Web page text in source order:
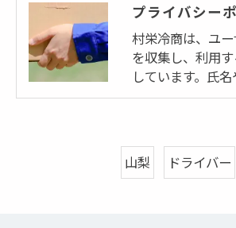
プライバシー
村栄冷商は、ユ
を収集し、利用
しています。氏
山梨 ドライバー